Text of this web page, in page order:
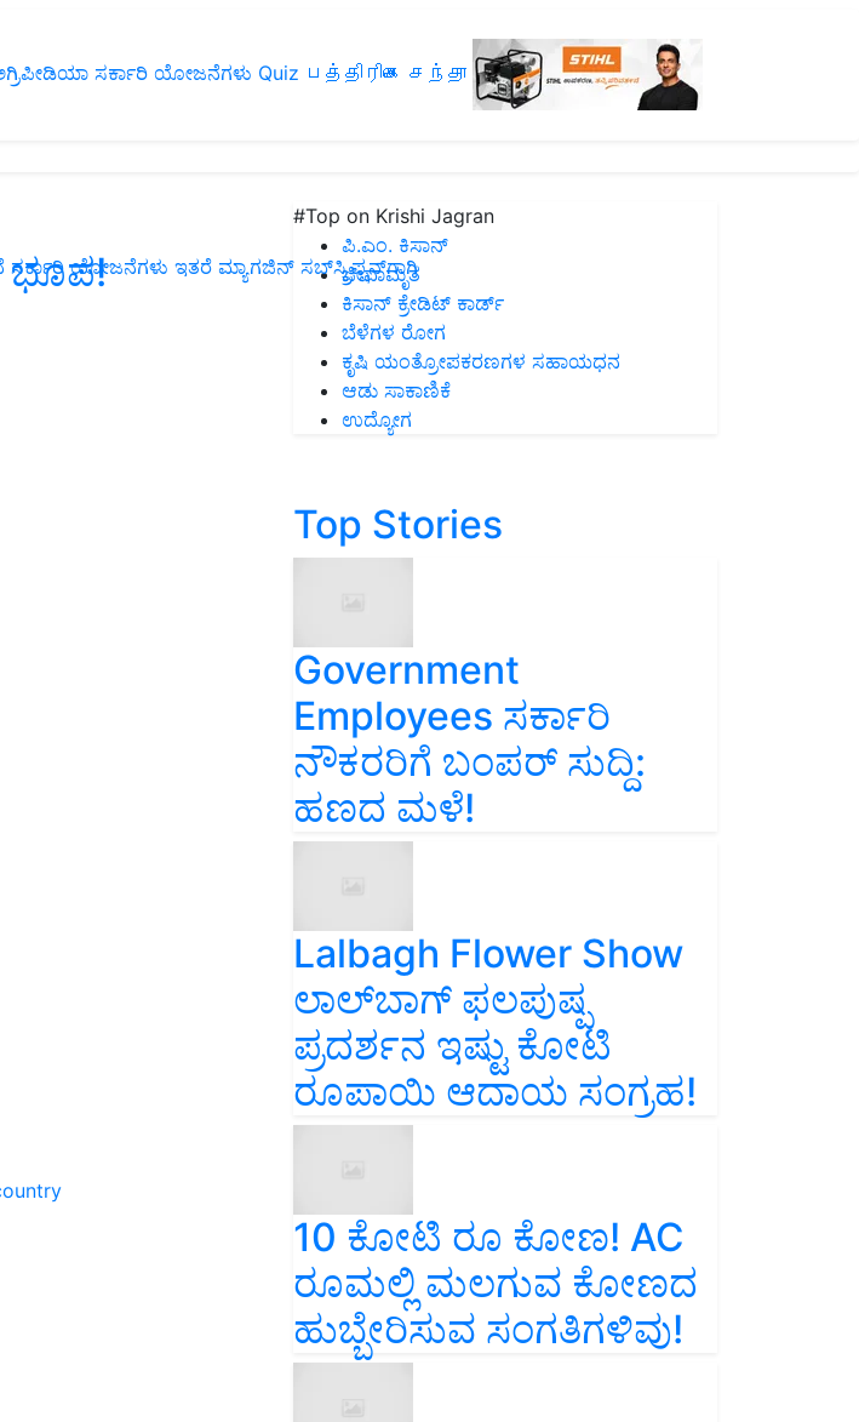
ಸರ್ಕಾರಿ ಯೋಜನೆಗಳು Quiz பத்திரிகை சந்தா
ಸರ್ಕಾರಿ ಯೋಜನೆಗಳು ಇತರೆ ಮ್ಯಾಗಜಿನ್‌ ಸಬ್‌ಸ್ಕ್ರಿಪ್ಷನ್‌ಗಾಗಿ
ಭೂಪ!
#Top on Krishi Jagran
ಪಿ.ಎಂ. ಕಿಸಾನ್
ಜೀವಾಮೃತ
ಕಿಸಾನ್ ಕ್ರೇಡಿಟ್ ಕಾರ್ಡ್
ಬೆಳೆಗಳ ರೋಗ
ಕೃಷಿ ಯಂತ್ರೋಪಕರಣಗಳ ಸಹಾಯಧನ
ಆಡು ಸಾಕಾಣಿಕೆ
ಉದ್ಯೋಗ
Top Stories
Government
Employees ಸರ್ಕಾರಿ
ನೌಕರರಿಗೆ ಬಂಪರ್‌ ಸುದ್ದಿ:
ಹಣದ ಮಳೆ!
Lalbagh Flower Show
ಲಾಲ್‌ಬಾಗ್ ಫಲಪುಷ್ಪ
ಪ್ರದರ್ಶನ ಇಷ್ಟು ಕೋಟಿ
ರೂಪಾಯಿ ಆದಾಯ ಸಂಗ್ರಹ!
10 ಕೋಟಿ ರೂ ಕೋಣ! AC
ರೂಮಲ್ಲಿ ಮಲಗುವ ಕೋಣದ
ಹುಬ್ಬೇರಿಸುವ ಸಂಗತಿಗಳಿವು!